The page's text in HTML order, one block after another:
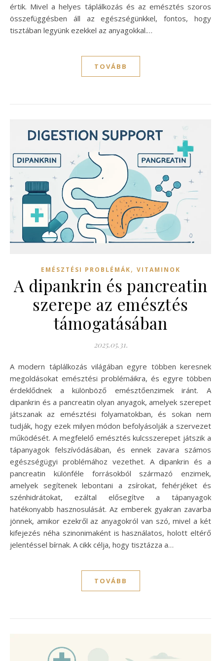
értik. Mivel a helyes táplálkozás és az emésztés szoros
összefüggésben áll az egészségünkkel, fontos, hogy
tisztában legyünk ezekkel az anyagokkal.…
TOVÁBB
EMÉSZTÉSI PROBLÉMÁK, VITAMINOK
A dipankrin és pancreatin
szerepe az emésztés
támogatásában
2025.05.31.
A modern táplálkozás világában egyre többen keresnek
megoldásokat emésztési problémáikra, és egyre többen
érdeklődnek a különböző emésztőenzimek iránt. A
dipankrin és a pancreatin olyan anyagok, amelyek szerepet
játszanak az emésztési folyamatokban, és sokan nem
tudják, hogy ezek milyen módon befolyásolják a szervezet
működését. A megfelelő emésztés kulcsszerepet játszik a
tápanyagok felszívódásában, és ennek zavara számos
egészségügyi problémához vezethet. A dipankrin és a
pancreatin különféle forrásokból származó enzimek,
amelyek segítenek lebontani a zsírokat, fehérjéket és
szénhidrátokat, ezáltal elősegítve a tápanyagok
hatékonyabb hasznosulását. Az emberek gyakran zavarba
jönnek, amikor ezekről az anyagokról van szó, mivel a két
kifejezés néha szinonimaként is használatos, holott eltérő
jelentéssel bírnak. A cikk célja, hogy tisztázza a…
TOVÁBB